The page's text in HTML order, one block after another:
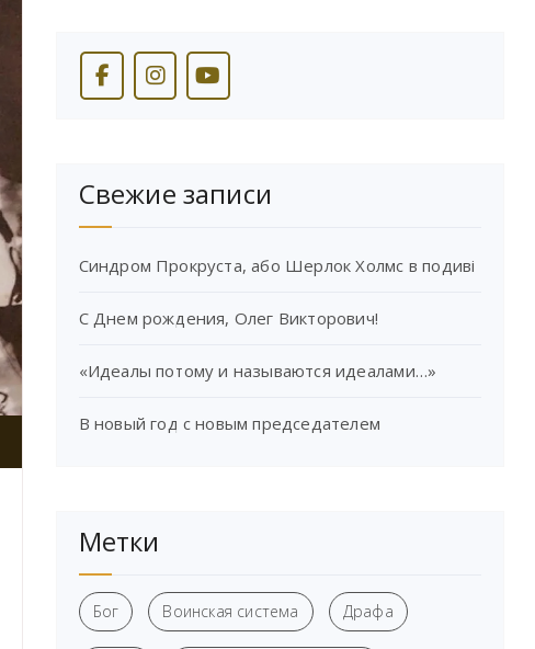
Свежие записи
Синдром Прокруста, або Шерлок Холмс в подиві
С Днем рождения, Олег Викторович!
«Идеалы потому и называются идеалами…»
В новый год с новым председателем
Метки
Бог Воинская система Драфа